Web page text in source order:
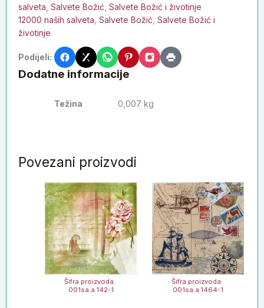
salveta Salvete Božić Salvete Božić i životinje
12000 naših salveta Salvete Božić Salvete Božić i
životinje
Podijeli:
Dodatne informacije
Težina 0,007 kg
Povezani proizvodi
Šifra proizvoda:
001sa.a.142-1
Šifra proizvoda:
001sa.a.1464-1